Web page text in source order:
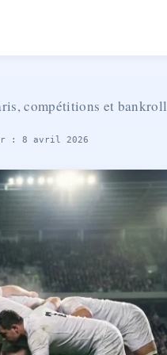
compétitions et bankroll
: 8 avril 2026